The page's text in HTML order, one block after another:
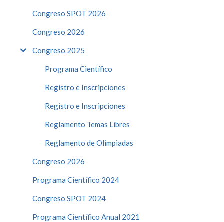
Congreso SPOT 2026
Congreso 2026
Congreso 2025
Programa Científico
Registro e Inscripciones
Registro e Inscripciones
Reglamento Temas Libres
Reglamento de Olimpiadas
Congreso 2026
Programa Científico 2024
Congreso SPOT 2024
Programa Científico Anual 2021